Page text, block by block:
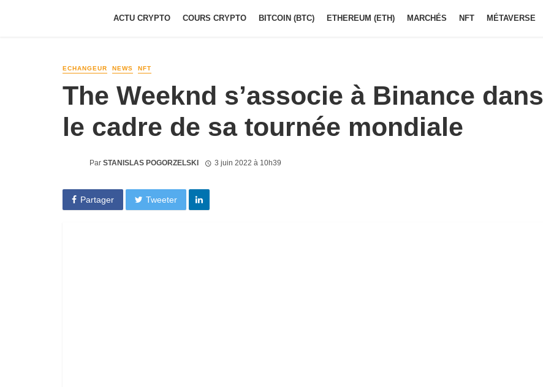
ACTU CRYPTO COURS CRYPTO BITCOIN (BTC) ETHEREUM (ETH) MARCHÉS NFT MÉTAVERSE
ECHANGEUR NEWS NFT
The Weeknd s’associe à Binance dans
le cadre de sa tournée mondiale
Par STANISLAS POGORZELSKI 3 juin 2022 à 10h39
Partager Tweeter